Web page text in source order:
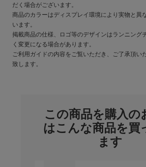
だく場合がございます。
商品のカラーはディスプレイ環境により実物と異
います。
掲載商品の仕様、ロゴ等のデザインはランニング
く変更になる場合があります。
ご利用ガイドの内容をご覧いただき、ご了承頂い
致します。
この商品を購入の
はこんな商品を買
ます